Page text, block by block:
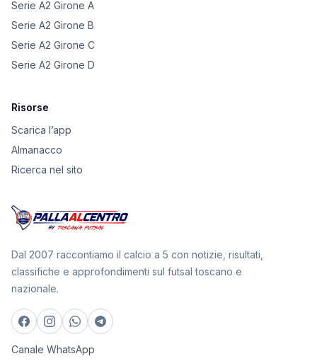
Serie A2 Girone A
Serie A2 Girone B
Serie A2 Girone C
Serie A2 Girone D
Risorse
Scarica l’app
Almanacco
Ricerca nel sito
Dal 2007 raccontiamo il calcio a 5 con notizie, risultati,
classifiche e approfondimenti sul futsal toscano e
nazionale.
Canale WhatsApp